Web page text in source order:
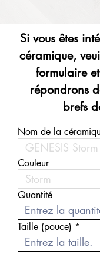
Si vous êtes
céramique,
formulaire
répondrons
brefs
Nom de la
Couleur
Quantité
Taille (pouce)